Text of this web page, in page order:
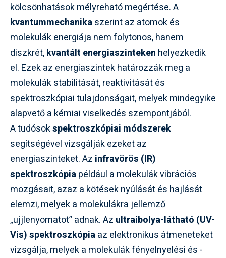
kölcsönhatások mélyreható megértése. A
kvantummechanikaszerint az atomok és
molekulák energiája nem folytonos, hanem
diszkrét,kvantált energiaszinteken helyezkedik
el. Ezek az energiaszintek határozzák meg a
molekulák stabilitását, reaktivitását és
spektroszkópiai tulajdonságait, melyek mindegyike
alapvető a kémiai viselkedés szempontjából.
A tudósokspektroszkópiai módszerek
segítségével vizsgálják ezeket az
energiaszinteket. Az infravörös (IR)
spektroszkópiapéldául a molekulák vibrációs
mozgásait, azaz a kötések nyúlását és hajlását
elemzi, melyek a molekulákra jellemző
„ujjlenyomatot” adnak. Az ultraibolya-látható (UV-
Vis) spektroszkópiaaz elektronikus átmeneteket
vizsgálja, melyek a molekulák fényelnyelési és -